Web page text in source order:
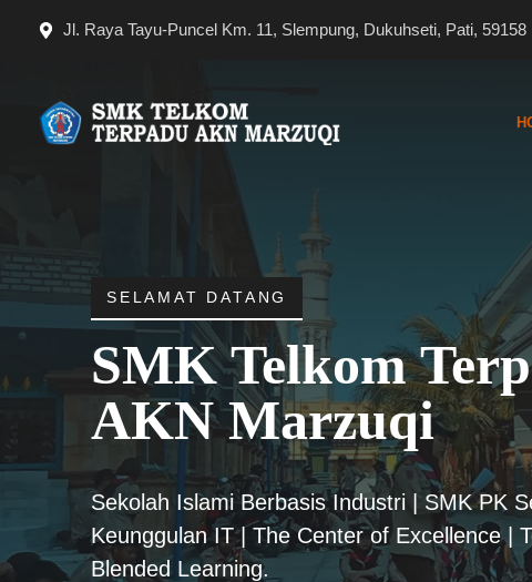
Jl. Raya Tayu-Puncel Km. 11, Slempung, Dukuhseti, Pati, 59158
SELAMAT DATANG
SMK Telkom
AKN Marzuqi
Sekolah Islami Berbasis Industri | SMK PK
Keunggulan IT | The Center of Excellence |
Blended Learning.